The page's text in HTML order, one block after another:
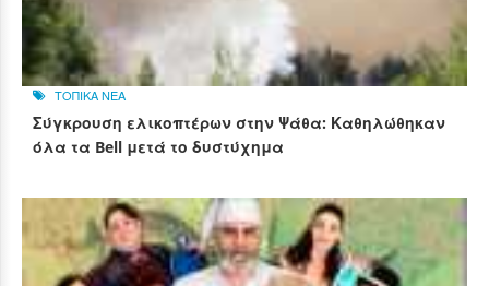
ΤΟΠΙΚΑ ΝΕΑ
Σύγκρουση ελικοπτέρων στην Ψάθα: Καθηλώθηκαν
όλα τα Bell μετά το δυστύχημα